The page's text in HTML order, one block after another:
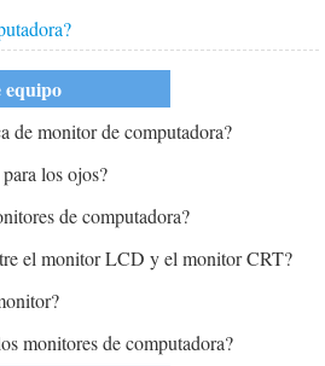
equipo
de monitor de computadora?
los ojos?
de computadora?
el monitor LCD y el monitor CRT?
monitores de computadora?